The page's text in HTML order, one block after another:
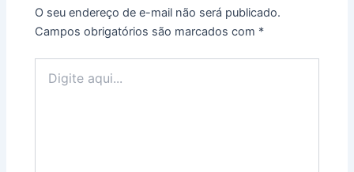
O seu endereço de e-mail não será publicado.
Campos obrigatórios são marcados com *
aqui...